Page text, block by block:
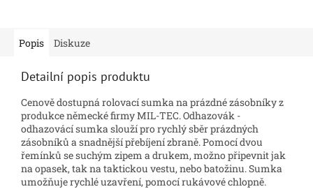
Popis Diskuze
Detailní popis produktu
Cenově dostupná rolovací sumka na prázdné zásobníky z
produkce německé firmy MIL-TEC. Odhazovák -
odhazovácí sumka slouží pro rychlý sběr prázdných
zásobníků a snadnější přebíjení zbraně. Pomocí dvou
řemínků se suchým zipem a drukem, možno připevnit jak
na opasek, tak na taktickou vestu, nebo batožinu. Sumka
umožňuje rychlé uzavření, pomocí rukávové chlopně.